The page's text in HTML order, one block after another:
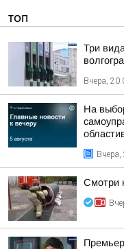
ТОП
Три
Вчера,
На
Вчера,
Смотри